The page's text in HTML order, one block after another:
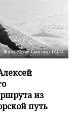
Фото: Юрий Смитюк/ТАСС
из
путь